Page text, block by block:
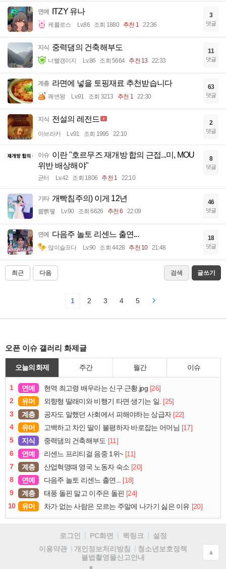
연예 ITZY 유나
케를로스 Lv.86 조회 1880 추천 1 22:36
3
댓글
지식 중력댐의 건축해부도
너빨갱이지 Lv.86 조회 5664 추천 13 22:33
11
댓글
계층 라면에 넣을 토핑재료 추천받습니다
쾌변왕 Lv.91 조회 3213 추천 1 22:30
63
댓글
지식 전설의 레전드
아브라카 Lv.91 조회 1995 22:10
2
댓글
이슈 이란 "호르무즈 재개방 합의 근접...미, MOU
위반 배상해야"
균터 Lv.42 조회 1806 추천 1 22:10
8
댓글
기타 개빡침주의) 이게 12년
꿻뻵뗗 Lv.90 조회 6626 추천 6 22:09
46
댓글
연예 다음주 놀토 리센느 출연...
많이슬프다 Lv.90 조회 4428 추천 10 21:48
18
댓글
최근 다음 검색 글쓰기
1 2 3 4 5
오픈 이슈 갤러리 화제글
오늘의 화제 주간 월간 이슈
1 연예 현역 최고령 배우라는 신구 근황.jpg [26]
2
유머 외향형 딸래미와 비행기 타면 생기는 일. [25]
3
계층 공자도 말했던 사회에서 피해야하는 상급자 [22]
4
유머 고백하고 차인 딸이 불평하자 바로잡는 어머님 [17]
5
지식 중력댐의 건축해부도 [11]
6
연예 리센느 프리티걸 음중 1위~ [11]
7
계층 산업혁명때 영국 노동자 숙소 [20]
8
연예 다음주 놀토 리센느 출연... [18]
9
계층 태풍 돌핀 말고 이주은 돌핀 [24]
10
유머 차가 없는 사람은 모르는 주말에 나가기 싫은 이유 [20]
로그인 PC화면 퀵링크
설정
이용약관
개인정보처리방침
청소년보호정책
불법촬영물신고안내
▲